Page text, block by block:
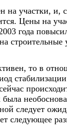
на участки, и,
Цены на
года
строительные
то в
была
следует
следующее